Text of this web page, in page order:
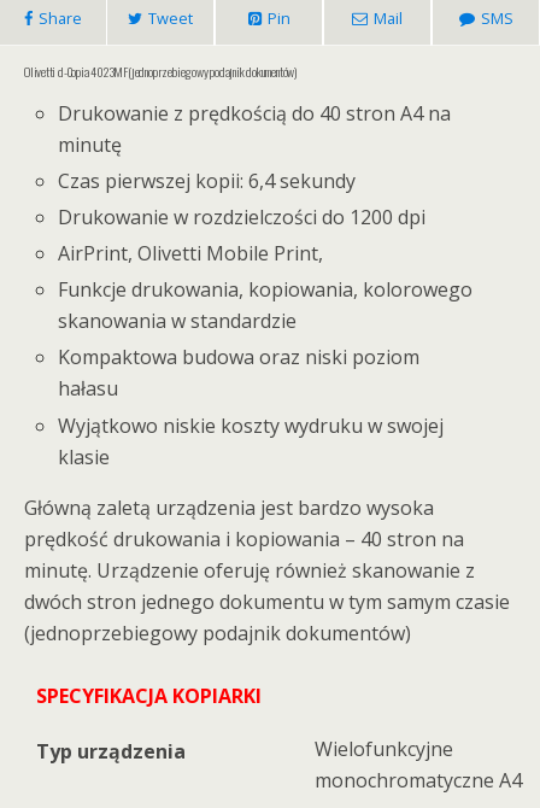
Share Tweet Pin Mail SMS
Olivetti d-Copia 4023MF(jednoprzebiegowy podajnik dokumentów)
Drukowanie z prędkością do 40 stron A4 na
minutę
Czas pierwszej kopii: 6,4 sekundy
Drukowanie w rozdzielczości do 1200 dpi
AirPrint, Olivetti Mobile Print,
Funkcje drukowania, kopiowania, kolorowego
skanowania w standardzie
Kompaktowa budowa oraz niski poziom
hałasu
Wyjątkowo niskie koszty wydruku w swojej
klasie
Główną zaletą urządzenia jest bardzo wysoka
prędkość drukowania i kopiowania – 40 stron na
minutę. Urządzenie oferuję również skanowanie z
dwóch stron jednego dokumentu w tym samym czasie
(jednoprzebiegowy podajnik dokumentów)
SPECYFIKACJA KOPIARKI
Typ urządzenia
Wielofunkcyjne
monochromatyczne A4